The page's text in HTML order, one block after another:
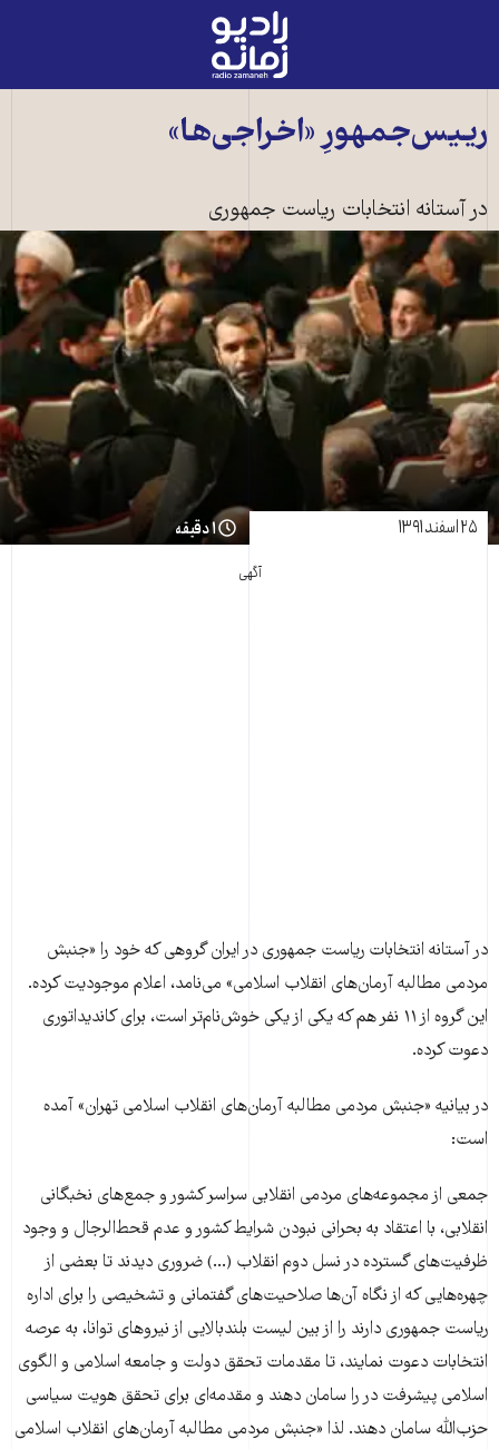
رادیو
زمانه
به
صفحه
رییس‌جمهورِ «اخراجی‌ها»
در آستانه انتخابات ریاست جمهوری
۲۵ اسفند ۱۳۹۱ ۱ دقیقه
آگهی
در آستانه انتخابات ریاست جمهوری در ایران گروهی که خود را «جنبش
مردمی مطالبه آرمان‌های انقلاب اسلامی» می‌نامد، اعلام موجودیت کرده.
این گروه از ۱۱ نفر هم که یکی از یکی خوش‌نام‌تر است، برای کاندیداتوری
دعوت کرده.
در بیانیه «جنبش مردمی مطالبه آرمان‌های انقلاب اسلامی تهران» آمده
است:
جمعی از مجموعه‌های مردمی انقلابی سراسر کشور و جمع‌های نخبگانی
انقلابی، با اعتقاد به بحرانی نبودن شرایط کشور و عدم قحط‌الرجال و وجود
ظرفیت‌های گسترده در نسل دوم انقلاب (...) ضروری دیدند تا بعضی از
چهره‌هایی که از نگاه آن‌ها صلاحیت‌های گفتمانی و تشخیصی را برای اداره‌
ریاست جمهوری دارند را از بین لیست بلندبالایی از نیروهای توانا، به عرصه‌
انتخابات دعوت نمایند، تا مقدمات تحقق دولت و جامعه‌ اسلامی و الگوی
اسلامی پیشرفت در را سامان دهند و مقدمه‌ای برای تحقق هویت سیاسی
حزب‌الله سامان دهند. لذا «جنبش مردمی مطالبه آرمان‌های انقلاب اسلامی